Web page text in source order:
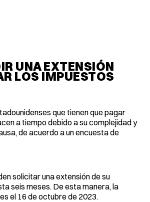
UNA EXTENSIÓN
LOS IMPUESTOS
que tienen que pagar
a tiempo debido a su complejidad y
de acuerdo a un encuesta de
solicitar una extensión de su
seis meses. De esta manera, la
el 16 de octubre de 2023.